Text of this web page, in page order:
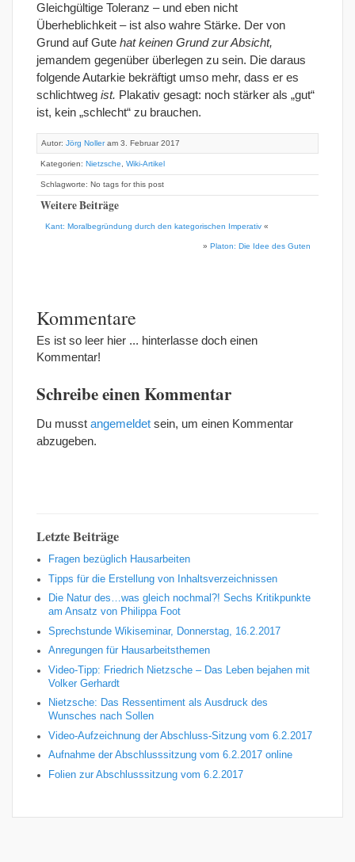
Gleichgültige Toleranz – und eben nicht
Überheblichkeit – ist also wahre Stärke. Der von
Grund auf Gute hat keinen Grund zur Absicht,
jemandem gegenüber überlegen zu sein. Die daraus
folgende Autarkie bekräftigt umso mehr, dass er es
schlichtweg ist. Plakativ gesagt: noch stärker als „gut“
ist, kein „schlecht“ zu brauchen.
Autor: Jörg Nolleram 3. Februar 2017
Kategorien: Nietzsche Wiki-Artikel
Schlagworte: No tags for this post
Weitere Beiträge
Kant: Moralbegründung durch den kategorischen Imperativ «
» Platon: Die Idee des Guten
Kommentare
Es ist so leer hier ... hinterlasse doch einen
Kommentar!
Schreibe einen Kommentar
Du musst angemeldet sein, um einen Kommentar
abzugeben.
Letzte Beiträge
Fragen bezüglich Hausarbeiten
Tipps für die Erstellung von Inhaltsverzeichnissen
Die Natur des…was gleich nochmal?! Sechs Kritikpunkte
am Ansatz von Philippa Foot
Sprechstunde Wikiseminar, Donnerstag, 16.2.2017
Anregungen für Hausarbeitsthemen
Video-Tipp: Friedrich Nietzsche – Das Leben bejahen mit
Volker Gerhardt
Nietzsche: Das Ressentiment als Ausdruck des
Wunsches nach Sollen
Video-Aufzeichnung der Abschluss-Sitzung vom 6.2.2017
Aufnahme der Abschlusssitzung vom 6.2.2017 online
Folien zur Abschlusssitzung vom 6.2.2017